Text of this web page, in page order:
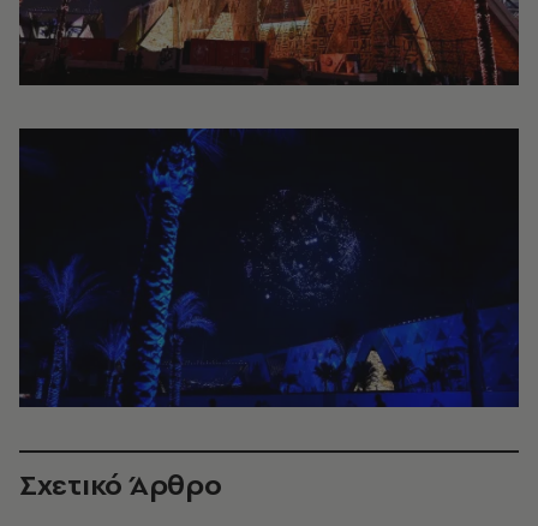
Σχετικό Άρθρο